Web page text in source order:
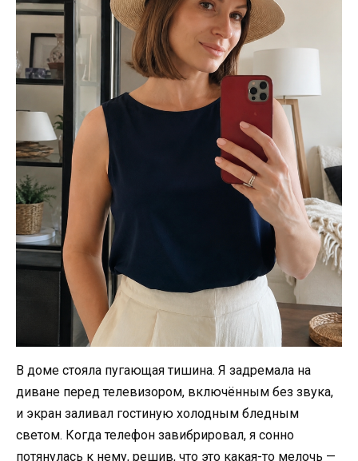
В доме стояла пугающая тишина. Я задремала на
диване перед телевизором, включённым без звука,
и экран заливал гостиную холодным бледным
светом. Когда телефон завибрировал, я сонно
потянулась к нему, решив, что это какая-то мелочь —